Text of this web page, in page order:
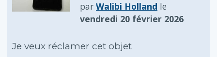
par Walibi Holland le
vendredi 20 février 2026
Je veux réclamer cet objet